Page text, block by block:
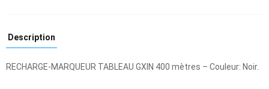
Description
RECHARGE-MARQUEUR TABLEAU GXIN 400 mètres – Couleur: Noir.